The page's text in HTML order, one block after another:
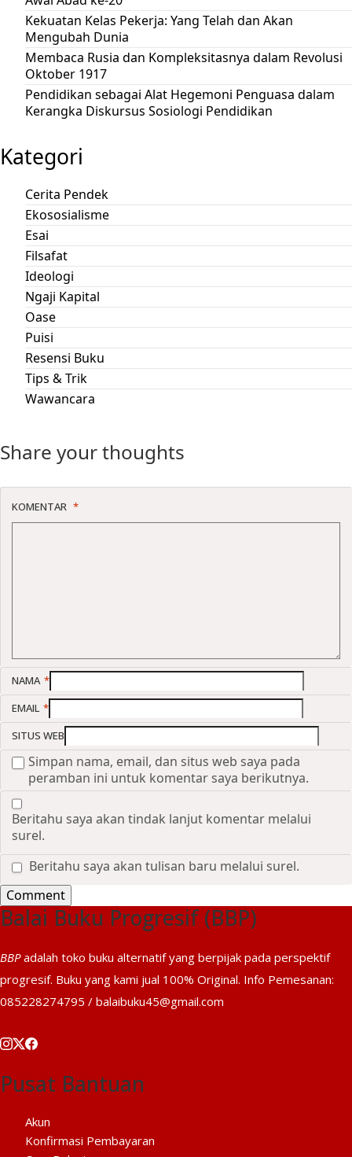
Kekuatan Kelas Pekerja: Yang Telah dan Akan
Mengubah Dunia
Membaca Rusia dan Kompleksitasnya dalam Revolusi
Oktober 1917
Pendidikan sebagai Alat Hegemoni Penguasa dalam
Kerangka Diskursus Sosiologi Pendidikan
Kategori
Cerita Pendek
Ekososialisme
Esai
Filsafat
Ideologi
Ngaji Kapital
Oase
Puisi
Resensi Buku
Tips & Trik
Wawancara
Share your thoughts
KOMENTAR *
NAMA *
EMAIL *
SITUS WEB
Simpan nama, email, dan situs web saya pada
peramban ini untuk komentar saya berikutnya.
Beritahu saya akan tindak lanjut komentar melalui
surel.
Beritahu saya akan tulisan baru melalui surel.
Balai Buku Progresif (BBP)
BBPadalah toko buku alternatif yang berpijak pada perspektif
progresif. Buku yang kami jual 100% Original. Info Pemesanan:
085228274795 / balaibuku45@gmail.com
Pusat Bantuan
Akun
Konfirmasi Pembayaran